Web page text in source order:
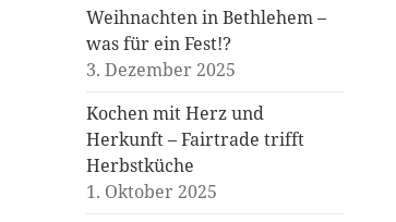
Weihnachten in Bethlehem –
was für ein Fest!?
3. Dezember 2025
Kochen mit Herz und
Herkunft – Fairtrade trifft
Herbstküche
1. Oktober 2025